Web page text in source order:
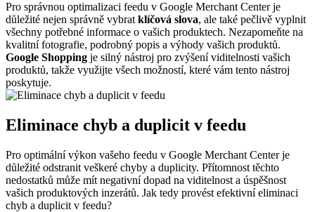
Pro správnou optimalizaci feedu v Google Merchant Center je
důležité nejen správně vybrat klíčová slova, ale také pečlivě vyplnit
všechny potřebné informace o vašich produktech. Nezapomeňte na
kvalitní fotografie, podrobný popis a výhody vašich produktů.
Google Shopping je silný nástroj pro zvýšení viditelnosti vašich
produktů, takže využijte všech možností, které vám tento nástroj
poskytuje.
Eliminace chyb a duplicit v feedu
Pro optimální výkon vašeho feedu v Google Merchant Center je
důležité odstranit veškeré chyby a duplicity. Přítomnost těchto
nedostatků může mít negativní dopad na viditelnost a úspěšnost
vašich produktových inzerátů. Jak tedy provést efektivní eliminaci
chyb a duplicit v feedu?